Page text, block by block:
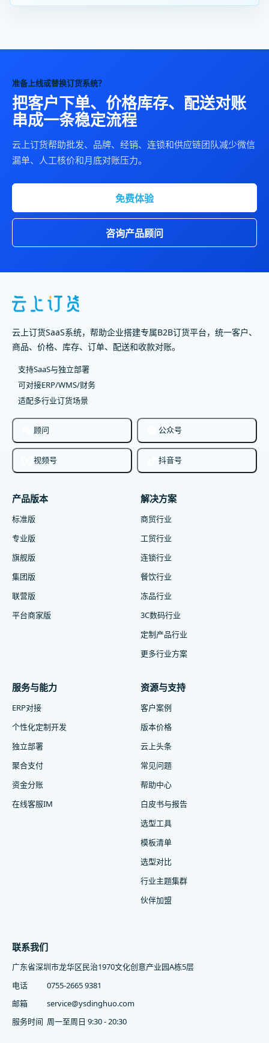
准备上线或替换订货系统？
把客户下单、价格库存、配送对账
串成一条稳定流程
云上订货帮助批发、品牌、经销、连锁和供应链团队减少微信
漏单、人工核价和月底对账压力。
免费体验
咨询产品顾问
云上订货SaaS系统，帮助企业搭建专属B2B订货平台，统一客户、
商品、价格、库存、订单、配送和收款对账。
支持SaaS与独立部署
可对接ERP/WMS/财务
适配多行业订货场景
顾问 公众号
视频号 抖音号
产品版本
标准版
专业版
旗舰版
集团版
联营版
平台商家版
解决方案
商贸行业
工贸行业
连锁行业
餐饮行业
冻品行业
3C数码行业
定制产品行业
更多行业方案
服务与能力
ERP对接
个性化定制开发
独立部署
聚合支付
资金分账
在线客服IM
资源与支持
客户案例
版本价格
云上头条
常见问题
帮助中心
白皮书与报告
选型工具
模板清单
选型对比
行业主题集群
伙伴加盟
联系我们
广东省深圳市龙华区民治1970文化创意产业园A栋5层
电话
0755-2665 9381
邮箱
service@ysdinghuo.com
服务时间 周一至周日 9:30 - 20:30